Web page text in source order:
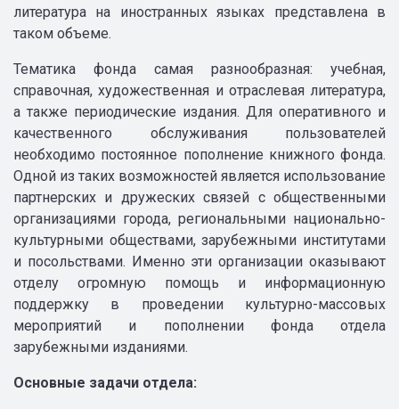
литература на иностранных языках представлена в
таком объеме.
Тематика фонда самая разнообразная: учебная,
справочная, художественная и отраслевая литература,
а также периодические издания. Для оперативного и
качественного обслуживания пользователей
необходимо постоянное пополнение книжного фонда.
Одной из таких возможностей является использование
партнерских и дружеских связей с общественными
организациями города, региональными национально-
культурными обществами, зарубежными институтами
и посольствами. Именно эти организации оказывают
отделу огромную помощь и информационную
поддержку в проведении культурно-массовых
мероприятий и пополнении фонда отдела
зарубежными изданиями.
Основные задачи отдела: